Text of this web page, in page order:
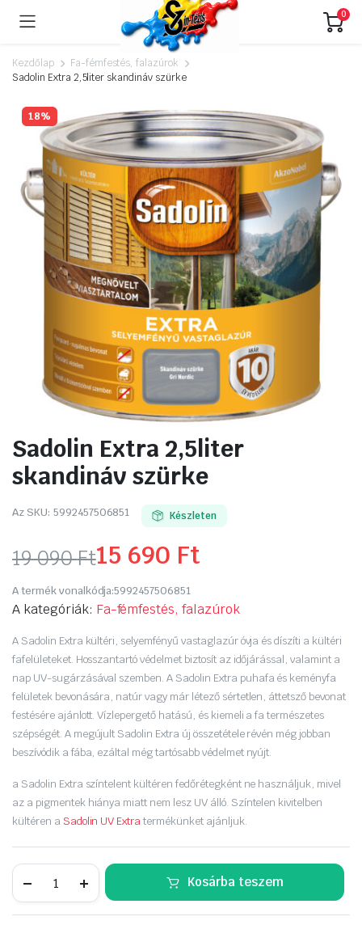
0
Kezdőlap
Fa-fémfestés, falazúrok
Sadolin Extra 2,5liter skandináv szürke
18%
Sadolin Extra 2,5liter
skandináv szürke
Az SKU: 5992457506851 Készleten
19 090Ft
Original
price
was:
19
090 Ft.
15 690 Ft
Current
price
is:
15
690 Ft.
A termék vonalkódja:5992457506851
A kategóriák: Fa-fémfestés, falazúrok
A Sadolin Extra kültéri, selyemfényű vastaglazúr óvja és díszíti a kültéri
fafelületeket. Hosszantartó védelmet biztosít az időjárással, valamint a
nap UV-sugárzásával szemben. A Sadolin Extra puhafa és keményfa
felületek bevonására, natúr vagy már létező sértetlen, áttetsző bevonat
festésére ajánlott. Vízlepergető hatású, és kiemeli a fa természetes
szépségét. A megújult Sadolin Extra új összetétele révén még jobban
beszívódik a fába, ezáltal még tartósabb védelmet nyújt.
a Sadolin Extra színtelent kültéren fedőrétegként ne használjuk, mivel
az a pigmentek hiánya miatt nem lesz UV álló. Színtelen kivitelben
kültéren a Sadolin UV Extratermékünket ajánljuk.
Extra
skandináv
Kosárba teszem